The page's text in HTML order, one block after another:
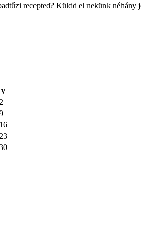
recepted? Küldd el nekünk néhány
v
2
16
23